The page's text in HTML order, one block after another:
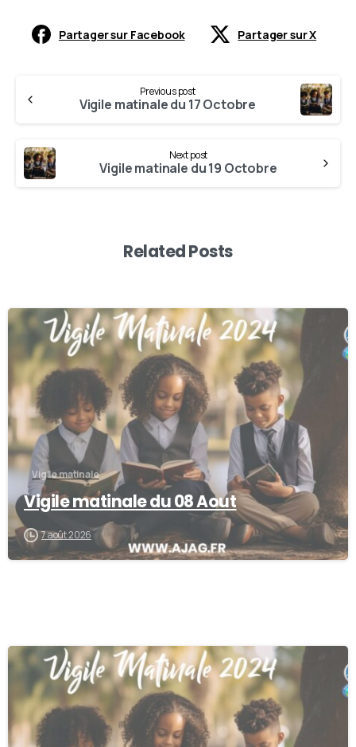
Partager sur Facebook Partager sur X
Previous post
Vigile matinale du 17 Octobre
Next post
Vigile matinale du 19 Octobre
Related Posts
Vigile matinale
Vigile matinale du 08 Aout
7 août 2026